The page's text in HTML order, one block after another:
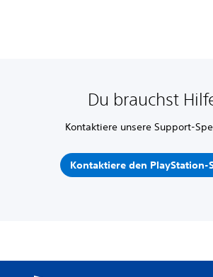
Du brauchst
Kontaktiere unsere Support-
Kontaktiere den PlayStation-